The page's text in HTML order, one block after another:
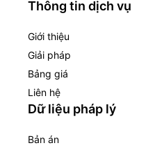
Thông tin dịch vụ
Giới thiệu
Giải pháp
Bảng giá
Liên hệ
Dữ liệu pháp lý
Bản án